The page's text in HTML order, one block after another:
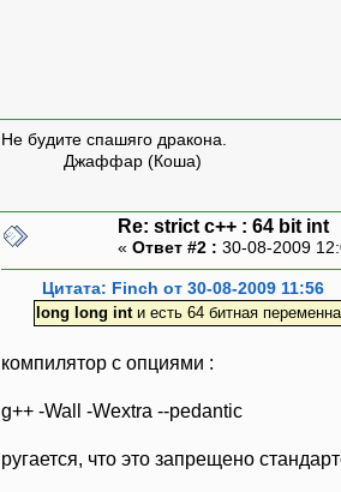
Не будите спашяго дракона.
Джаффар (Коша)
Re: strict c++ : 64 bit int
« Ответ #2 : 30-08-2009
Цитата: Finch от 30-08-2009 11:56
long long intи есть 64 битная
компилятор с опциями :
g++ -Wall -Wextra --pedantic
ругается, что это запрещено